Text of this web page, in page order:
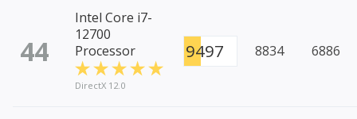
44
Intel Core i7-
12700
Processor
DirectX 12.0
9497 8834 6886